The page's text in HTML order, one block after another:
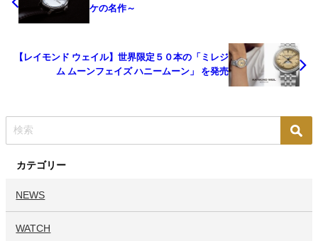
ケの名作～
【レイモンド ウェイル】世界限定５０本の「ミレジ
ム ムーンフェイズ ハニームーン」 を発売
カテゴリー
NEWS
WATCH